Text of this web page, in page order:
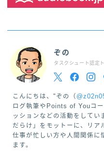
ぞの
タスクシュート認定
こんにちは、"ぞの（
ログ執筆やPoints of Youコ
ッションなどの活動をしてい
だらけ」をモットーに、リア
仕事が忙しい方や人間関係に
ます。